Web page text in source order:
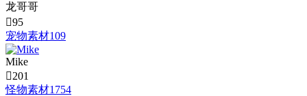
龙哥哥
95
宠物素材109
Mike
201
怪物素材1754